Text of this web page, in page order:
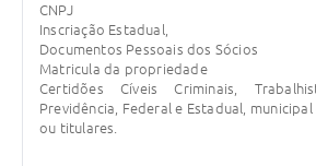
CNPJ
Inscriação Estadual,
Documentos Pessoais dos Sócios
Matricula da propriedade
Certidões Cíveis Criminais,
Previdência, Federal e Estadual,
ou titulares.